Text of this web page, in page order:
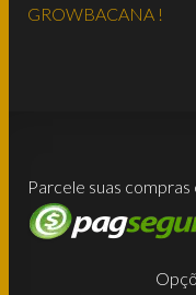
GROWBACANA !
Parcele suas